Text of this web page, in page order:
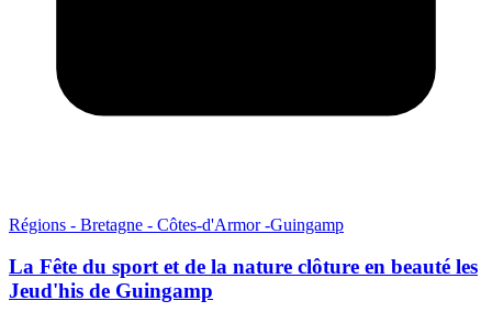
Régions - Bretagne - Côtes-d'Armor -Guingamp
La Fête du sport et de la nature clôture en beauté les
Jeud'his de Guingamp